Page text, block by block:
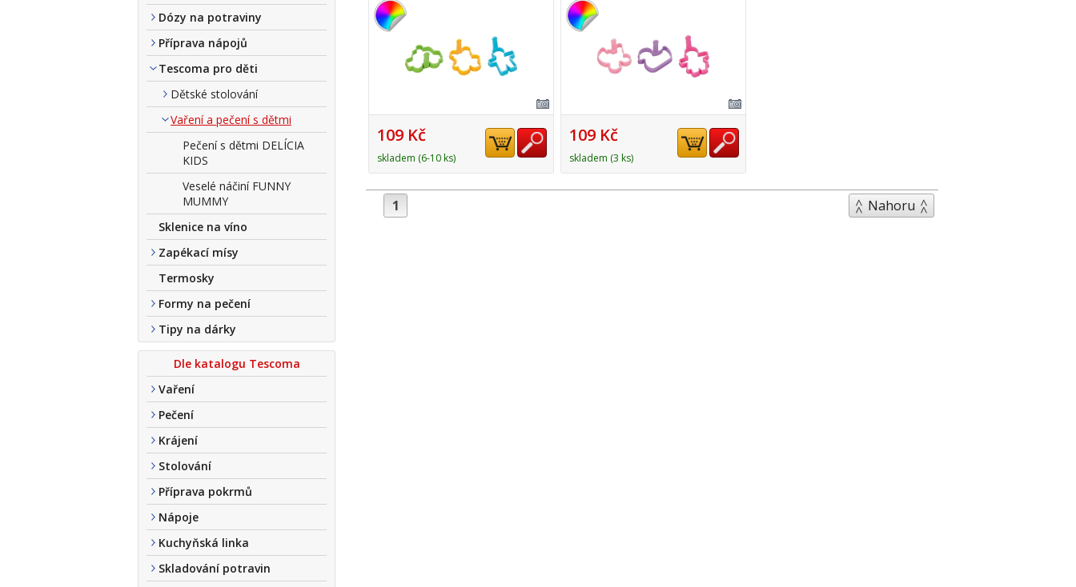
Dózy na potraviny
Příprava nápojů
Tescoma pro děti
Dětské stolování
Vaření a pečení s dětmi
Pečení s dětmi DELÍCIA
KIDS
Veselé náčiní FUNNY
MUMMY
Sklenice na víno
Zapékací mísy
Termosky
Formy na pečení
Tipy na dárky
Dle katalogu Tescoma
Vaření
Pečení
Krájení
Stolování
Příprava pokrmů
Nápoje
Kuchyňská linka
Skladování potravin
109 Kč
skladem (6-10 ks)
109 Kč
skladem (3 ks)
1 Nahoru